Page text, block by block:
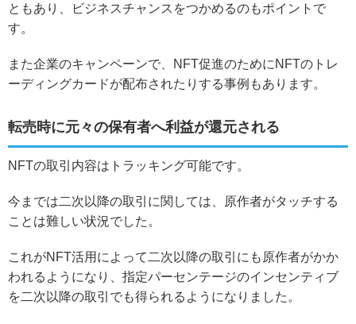
ともあり、ビジネスチャンスをつかめるのもポイントで
す。
また企業のキャンペーンで、NFT促進のためにNFTのトレ
ーディングカードが配布されたりする事例もあります。
転売時に元々の保有者へ利益が還元される
NFTの取引内容はトラッキング可能です。
今までは二次以降の取引に関しては、原作者がタッチする
ことは難しい状況でした。
これがNFT活用によって二次以降の取引にも原作者がかか
われるようになり、指定パーセンテージのインセンティブ
を二次以降の取引でも得られるようになりました。